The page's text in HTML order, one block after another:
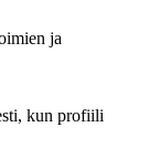
ja
kun profiili